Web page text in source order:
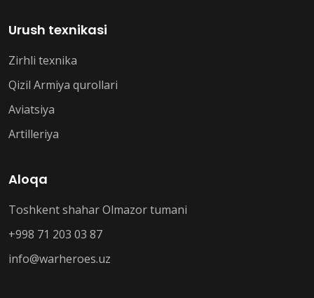
Urush texnikasi
Zirhli texnika
Qizil Armiya qurollari
Aviatsiya
Artilleriya
Aloqa
Toshkent shahar Olmazor tumani
+998 71 203 03 87
info@warheroes.uz